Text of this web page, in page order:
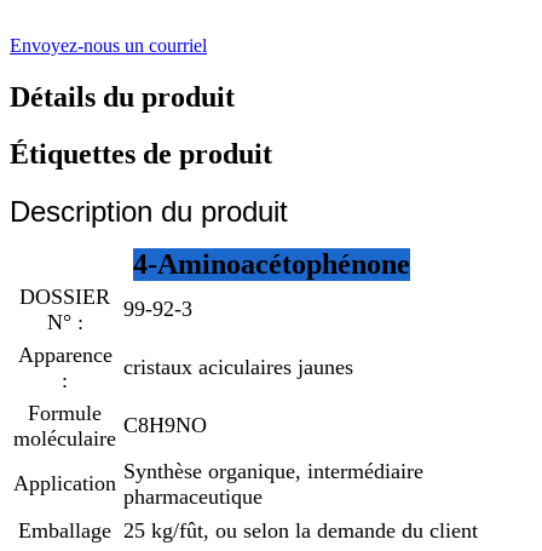
Envoyez-nous un courriel
Détails du produit
Étiquettes de produit
Description du produit
4-Aminoacétophénone
DOSSIER
N° :
99-92-3
Apparence
:
cristaux aciculaires jaunes
Formule
moléculaire
C8H9NO
Application Synthèse organique, intermédiaire
pharmaceutique
Emballage 25 kg/fût, ou selon la demande du client